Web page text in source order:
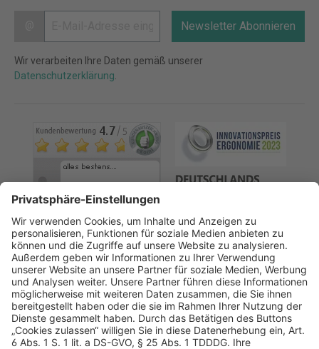
Newsletter Abonnieren
Wir verarbeiten Ihre Daten gemäß unserer
Datenschutzerklärung